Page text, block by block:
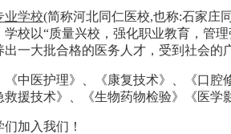
业学校(简称河北同仁医校,也称:石家庄
学校以“质量兴校，强化职业教育，管
一大批合格的医务人才，受到社会的
《中医护理》、《康复技术》、《口
援技术》、《生物药物检验》《医学
加入我们！